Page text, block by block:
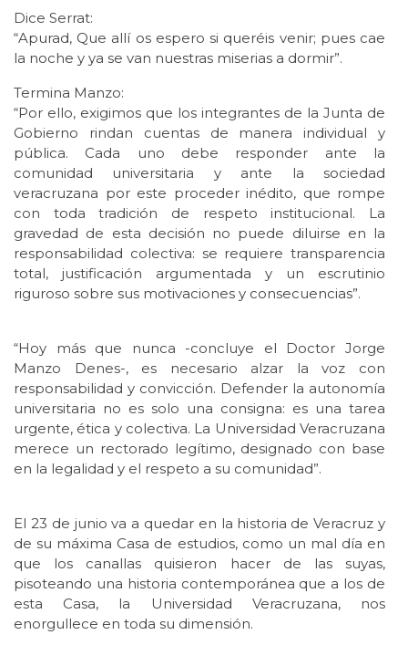
Dice Serrat:
“Apurad, Que allí os espero si queréis venir; pues cae
la noche y ya se van nuestras miserias a dormir”.
Termina Manzo:
“Por ello, exigimos que los integrantes de la Junta de
Gobierno rindan cuentas de manera individual y
pública. Cada uno debe responder ante la
comunidad universitaria y ante la sociedad
veracruzana por este proceder inédito, que rompe
con toda tradición de respeto institucional. La
gravedad de esta decisión no puede diluirse en la
responsabilidad colectiva: se requiere transparencia
total, justificación argumentada y un escrutinio
riguroso sobre sus motivaciones y consecuencias”.
“Hoy más que nunca -concluye el Doctor Jorge
Manzo Denes-, es necesario alzar la voz con
responsabilidad y convicción. Defender la autonomía
universitaria no es solo una consigna: es una tarea
urgente, ética y colectiva. La Universidad Veracruzana
merece un rectorado legítimo, designado con base
en la legalidad y el respeto a su comunidad”.
El 23 de junio va a quedar en la historia de Veracruz y
de su máxima Casa de estudios, como un mal día en
que los canallas quisieron hacer de las suyas,
pisoteando una historia contemporánea que a los de
esta Casa, la Universidad Veracruzana, nos
enorgullece en toda su dimensión.